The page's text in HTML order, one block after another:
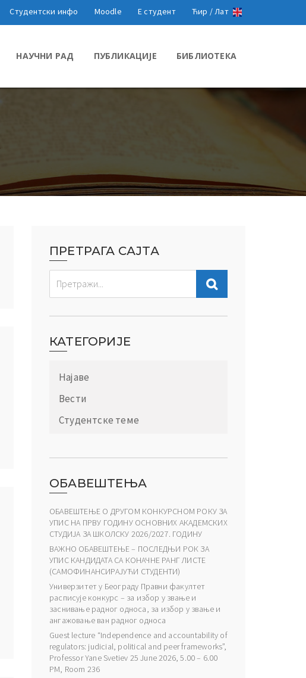
Студентски инфо Moodle Е студент Ћир /Лат
НАУЧНИ РАД ПУБЛИКАЦИЈЕ БИБЛИОТЕКА
ПРЕТРАГА САЈТА
КАТЕГОРИЈЕ
Најаве
Вести
Студентске теме
ОБАВЕШТЕЊА
ОБАВЕШТЕЊЕ О ДРУГОМ КОНКУРСНОМ РОКУ ЗА
УПИС НА ПРВУ ГОДИНУ ОСНОВНИХ АКАДЕМСКИХ
СТУДИЈА ЗА ШКОЛСКУ 2026/2027. ГОДИНУ
ВАЖНО ОБАВЕШТЕЊЕ – ПОСЛЕДЊИ РОК ЗА
УПИС КАНДИДАТА СА КОНАЧНЕ РАНГ ЛИСТЕ
(САМОФИНАНСИРАЈУЋИ СТУДЕНТИ)
Универзитет у Београду Правни факултет
расписује конкурс – за избор у звање и
заснивање радног односа, за избор у звање и
ангажовање ван радног односа
Guest lecture “Independence and accountability of
regulators: judicial, political and peer frameworks”,
Professor Yane Svetiev 25 June 2026, 5.00 – 6.00
PM, Room 236